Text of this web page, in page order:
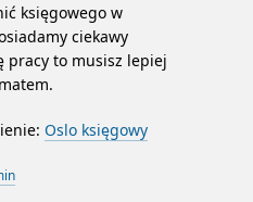
księgowego w
ciekawy
pracy to musisz lepiej
Oslo księgowy